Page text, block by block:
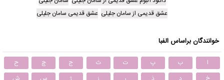
عشق قدیمی از سامان جلیلی عشق قدیمی سامان جلیلی
خوانندگان براساس الفبا
ا ب پ ت ث ج چ
ح